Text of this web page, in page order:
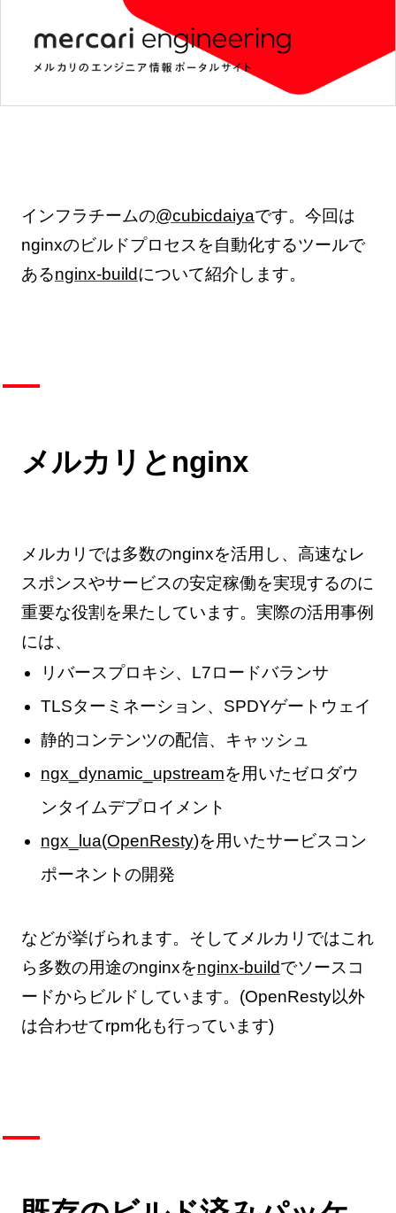
インフラチームの@cubicdaiyaです。今回は
nginxのビルドプロセスを自動化するツールで
あるnginx-buildについて紹介します。
メルカリとnginx
メルカリでは多数のnginxを活用し、高速なレ
スポンスやサービスの安定稼働を実現するのに
重要な役割を果たしています。実際の活用事例
には、
リバースプロキシ、L7ロードバランサ
TLSターミネーション、SPDYゲートウェイ
静的コンテンツの配信、キャッシュ
ngx_dynamic_upstreamを用いたゼロダウ
ンタイムデプロイメント
ngx_lua(OpenResty)を用いたサービスコン
ポーネントの開発
などが挙げられます。そしてメルカリではこれ
ら多数の用途のnginxをnginx-buildでソースコ
ードからビルドしています。(OpenResty以外
は合わせてrpm化も行っています)